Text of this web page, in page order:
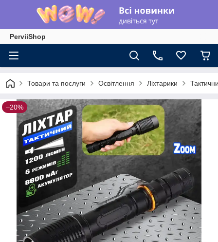
PerviiShop
Товари та послуги Освітлення Ліхтарики
–20%